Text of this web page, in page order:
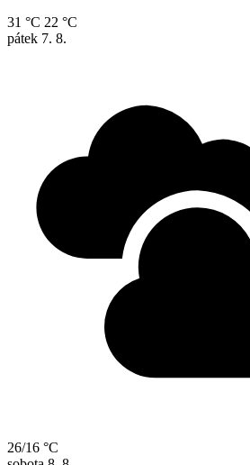
31 °C 22 °C
pátek 7. 8.
26/16 °C